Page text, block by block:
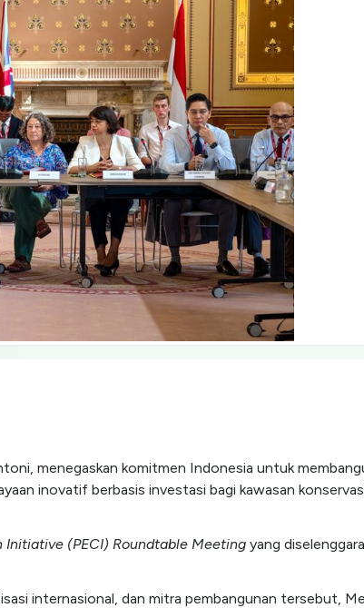
menegaskan komitmen Indonesia untuk
inovatif berbasis investasi bagi kawasan
Initiative (PECI) Roundtable Meeting yang
internasional, dan mitra pembangunan tersebut,